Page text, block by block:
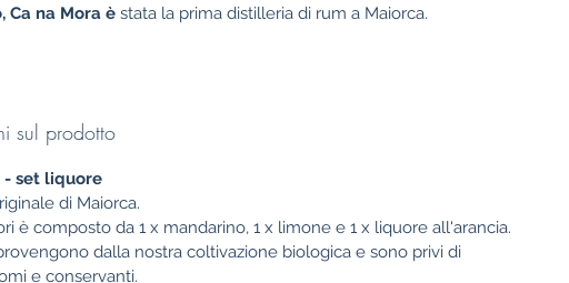
Ca na Mora è stata la prima distilleria di rum a Maiorca.
sul prodotto
- set liquore
di Maiorca.
è composto da 1 x mandarino, 1 x limone e 1 x liquore all'arancia.
dalla nostra coltivazione biologica e sono privi di
e conservanti.